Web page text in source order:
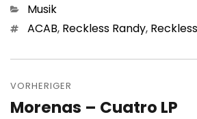
Kategorien
Musik
Schlagwörter
ACAB, Reckless Randy,
VORHERIGER
Vorheriger
Morenas – Cuatro LP